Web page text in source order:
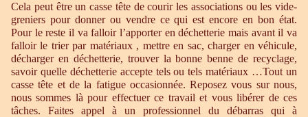
Cela peut être un casse tête de courir les associations ou les vide-
greniers pour donner ou vendre ce qui est encore en bon état.
Pour le reste il va falloir l’apporter en déchetterie mais avant il va
falloir le trier par matériaux , mettre en sac, charger en véhicule,
décharger en déchetterie, trouver la bonne benne de recyclage,
savoir quelle déchetterie accepte tels ou tels matériaux …Tout un
casse tête et de la fatigue occasionnée. Reposez vous sur nous,
nous sommes là pour effectuer ce travail et vous libérer de ces
tâches. Faites appel à un professionnel du débarras qui à